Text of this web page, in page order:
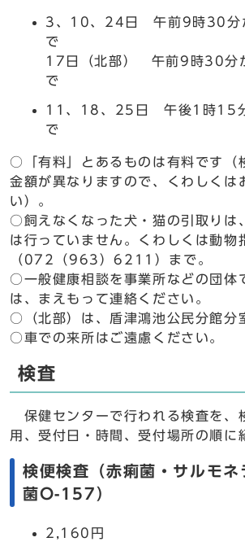
3、10、24日 午前9時30分
で
17日（北部） 午前9時30分
で
11、18、25日 午後1時15
で
○「有料」とあるものは有料です（
金額が異なりますので、くわしくは
い）。
○飼えなくなった犬・猫の引取りは
は行っていません。くわしくは動物
（072（963）6211）まで。
○一般健康相談を事業所などの団体
は、まえもって連絡ください。
○（北部）は、盾津鴻池公民分館分
○車での来所はご遠慮ください。
検査
保健センターで行われる検査を、
用、受付日・時間、受付場所の順に
検便検査（赤痢菌・サルモネ
菌O-157）
2,160円